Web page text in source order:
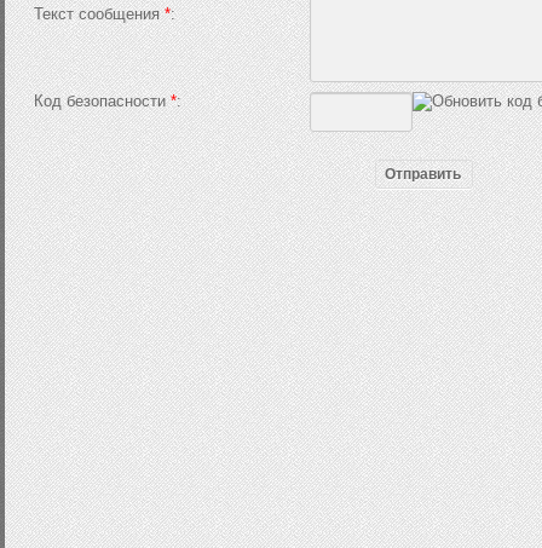
Текст сообщения*:
Код безопасности*: